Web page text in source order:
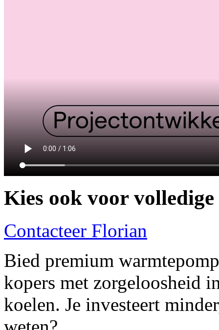
Kies ook voor
Contacteer Florian
Bied premium
kopers met zorgeloosheid
koelen. Je investeert